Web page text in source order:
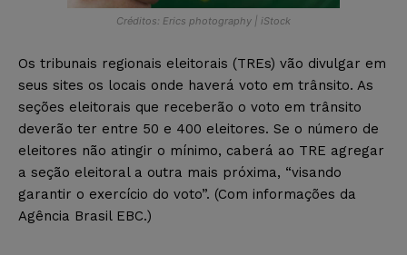
Créditos: Erics photography | iStock
Os tribunais regionais eleitorais (TREs) vão divulgar em
seus sites os locais onde haverá voto em trânsito. As
seções eleitorais que receberão o voto em trânsito
deverão ter entre 50 e 400 eleitores. Se o número de
eleitores não atingir o mínimo, caberá ao TRE agregar
a seção eleitoral a outra mais próxima, “visando
garantir o exercício do voto”. (Com informações da
Agência Brasil EBC.)